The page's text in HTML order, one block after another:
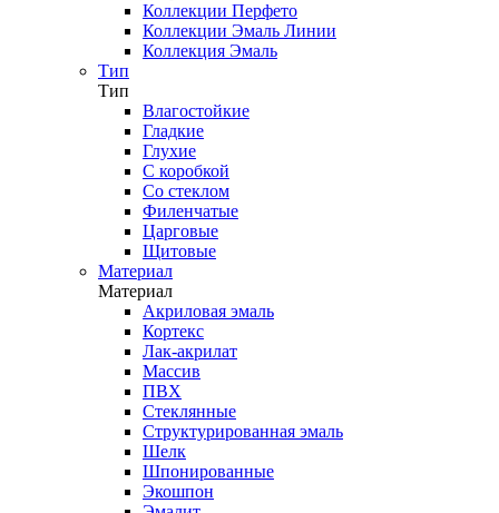
Коллекции Перфето
Коллекции Эмаль Линии
Коллекция Эмаль
Тип
Тип
Влагостойкие
Гладкие
Глухие
С коробкой
Со стеклом
Филенчатые
Царговые
Щитовые
Материал
Материал
Акриловая эмаль
Кортекс
Лак-акрилат
Массив
ПВХ
Стеклянные
Структурированная эмаль
Шелк
Шпонированные
Экошпон